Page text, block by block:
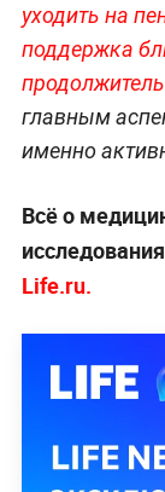
уходить на
поддержка
главным
именно
Всё о
Life.ru.